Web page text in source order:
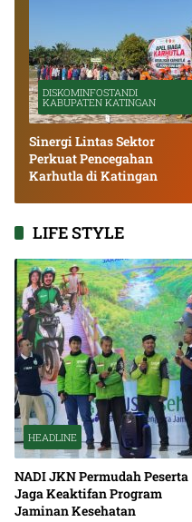
DISKOMINFOSTANDI
KABUPATEN KATINGAN
Sinergi Lintas Sektor
Perkuat Pencegahan
Karhutla di Katingan
LIFE STYLE
HEADLINE
NADI JKN Permudah Peserta
Jaga Keaktifan Program
Jaminan Kesehatan